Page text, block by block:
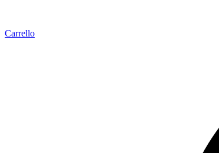
Carrello